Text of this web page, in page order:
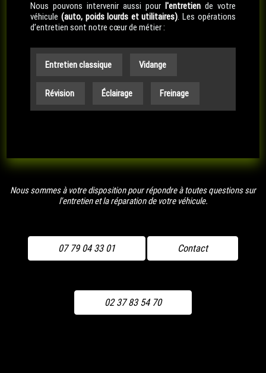
Nous pouvons intervenir aussi pour l'entretiende votre
véhicule (auto, poids lourds et utilitaires). Les opérations
d’entretien sont notre cœur de métier :
Entretien classique Vidange
Révision Éclairage Freinage
Nous sommes à votre disposition pour répondre à toutes questions sur
l'entretien et la réparation de votre véhicule.
07 79 04 33 01 Contact
02 37 83 54 70